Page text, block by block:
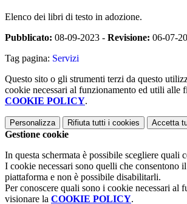
Elenco dei libri di testo in adozione.
Pubblicato: 08-09-2023 - Revisione: 06-07-
Tag pagina: Servizi
Questo sito o gli strumenti terzi da questo
cookie necessari al funzionamento ed utili alle
COOKIE POLICY.
Personalizza Rifiuta tutti i cookies Accetta
Gestione cookie
In questa schermata è possibile scegliere quali
I cookie necessari sono quelli che consentono
piattaforma e non è possibile disabilitarli.
Per conoscere quali sono i cookie necessari al
visionare la COOKIE POLICY.